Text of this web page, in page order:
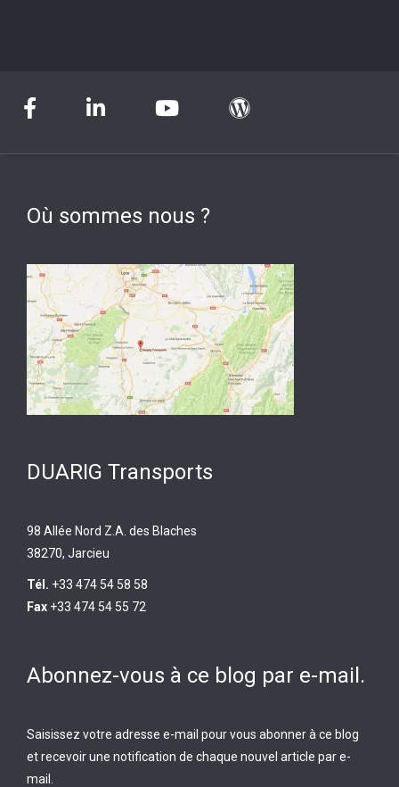
Où sommes nous ?
DUARIG Transports
98 Allée Nord Z.A. des Blaches
38270, Jarcieu
Tél. +33 474 54 58 58
Fax +33 474 54 55 72
Abonnez-vous à ce blog par e-mail.
Saisissez votre adresse e-mail pour vous abonner à ce blog
et recevoir une notification de chaque nouvel article par e-
mail.